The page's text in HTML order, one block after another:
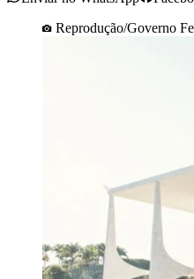
Reprodução/Governo